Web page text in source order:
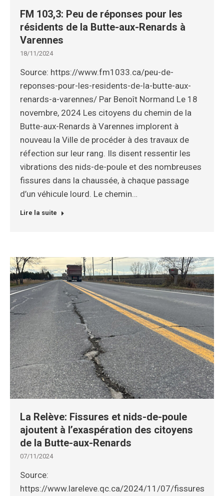
FM 103,3: Peu de réponses pour les
résidents de la Butte-aux-Renards à
Varennes
18/11/2024
Source: https://www.fm1033.ca/peu-de-
reponses-pour-les-residents-de-la-butte-aux-
renards-a-varennes/ Par Benoît Normand Le 18
novembre, 2024 Les citoyens du chemin de la
Butte-aux-Renards à Varennes implorent à
nouveau la Ville de procéder à des travaux de
réfection sur leur rang. Ils disent ressentir les
vibrations des nids-de-poule et des nombreuses
fissures dans la chaussée, à chaque passage
d’un véhicule lourd. Le chemin…
Lire la suite
La Relève: Fissures et nids-de-poule
ajoutent à l’exaspération des citoyens
de la Butte-aux-Renards
07/11/2024
Source:
https://www.lareleve.qc.ca/2024/11/07/fissures-